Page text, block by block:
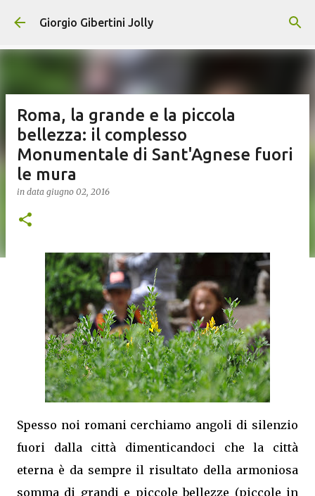
Passa ai contenuti principali
Giorgio Gibertini Jolly
Roma, la grande e la piccola
bellezza: il complesso
Monumentale di Sant'Agnese fuori
le mura
in data giugno 02, 2016
Spesso noi romani cerchiamo angoli di silenzio
fuori dalla città dimenticandoci che la città
eterna è da sempre il risultato della armoniosa
somma di grandi e piccole bellezze (piccole in